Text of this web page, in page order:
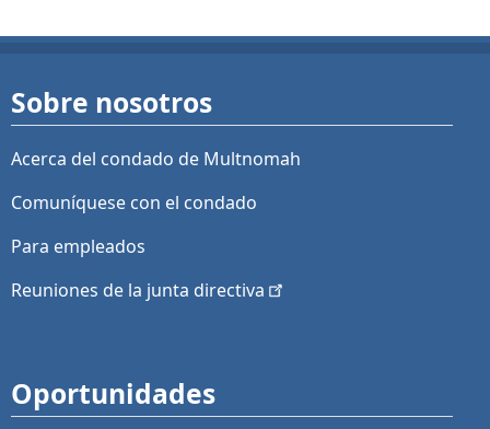
Sobre nosotros
Acerca del condado de Multnomah
Comuníquese con el condado
Para empleados
Reuniones de la junta directiva
Oportunidades